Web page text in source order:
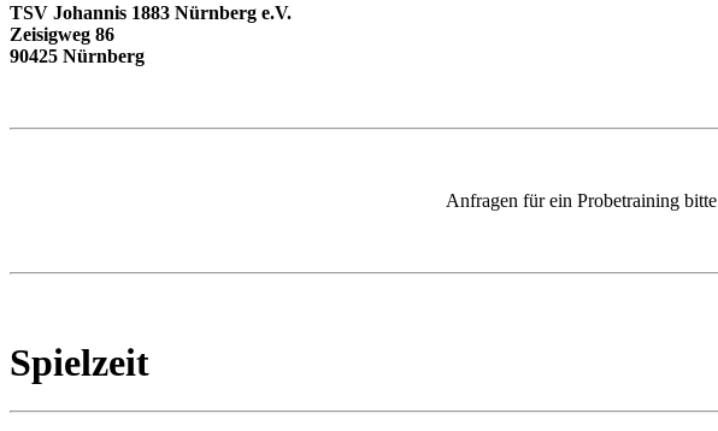
TSV Johannis 1883 Nürnberg e.V.
Zeisigweg 86
90425 Nürnberg
Anfragen für ein Probetraining
Spielzeit